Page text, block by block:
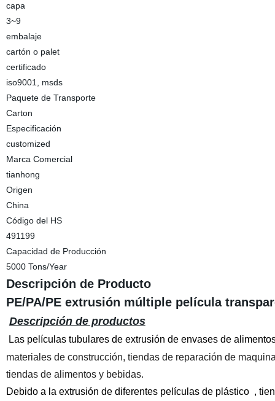
capa
3~9
embalaje
cartón o palet
certificado
iso9001, msds
Paquete de Transporte
Carton
Especificación
customized
Marca Comercial
tianhong
Origen
China
Código del HS
491199
Capacidad de Producción
5000 Tons/Year
Descripción de Producto
PE/PA/PE extrusión múltiple película
Descripción de productos
Las películas tubulares de extrusión de envases de
materiales de construcción, tiendas de reparación de
tiendas de alimentos y bebidas.
Debido a la extrusión de diferentes películas de plástico ,